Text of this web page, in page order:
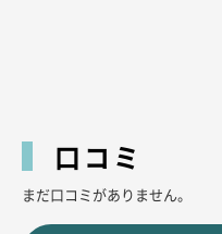
口コミ
まだ口コミがありません。